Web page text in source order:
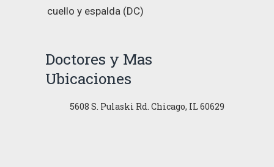
cuello y espalda (DC)
Doctores y Mas
Ubicaciones
5608 S. Pulaski Rd. Chicago, IL 60629